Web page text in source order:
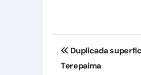
Navegación
de
Duplicada
Terepaima